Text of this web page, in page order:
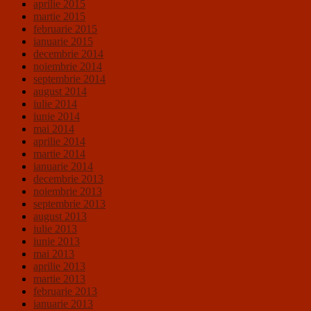
aprilie 2015
martie 2015
februarie 2015
ianuarie 2015
decembrie 2014
noiembrie 2014
septembrie 2014
august 2014
iulie 2014
iunie 2014
mai 2014
aprilie 2014
martie 2014
ianuarie 2014
decembrie 2013
noiembrie 2013
septembrie 2013
august 2013
iulie 2013
iunie 2013
mai 2013
aprilie 2013
martie 2013
februarie 2013
ianuarie 2013